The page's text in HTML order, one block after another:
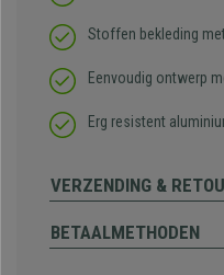
Stoffen bekleding
Eenvoudig ontwerp
Erg resistent
VERZENDING &
BETAALMETHODEN